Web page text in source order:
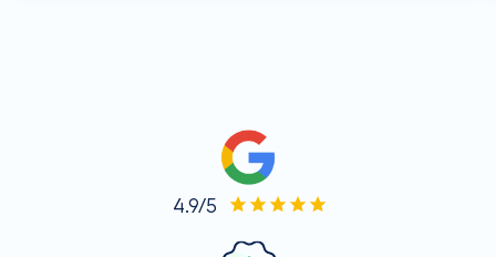
4.9/5